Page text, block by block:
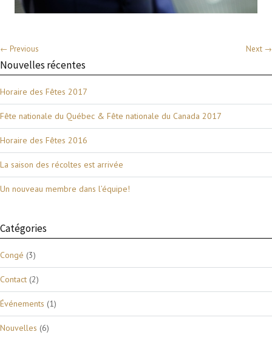
← Previous Next →
Nouvelles récentes
Horaire des Fêtes 2017
Fête nationale du Québec & Fête nationale du Canada 2017
Horaire des Fêtes 2016
La saison des récoltes est arrivée
Un nouveau membre dans l’équipe!
Catégories
Congé (3)
Contact (2)
Événements (1)
Nouvelles (6)